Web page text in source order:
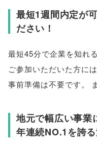
最短1週間内定が
ださい！
最短45分で企業を知れ
ご参加いただいた方には
事前準備は不要です。
地元で幅広い事業
年連続NO.1を誇